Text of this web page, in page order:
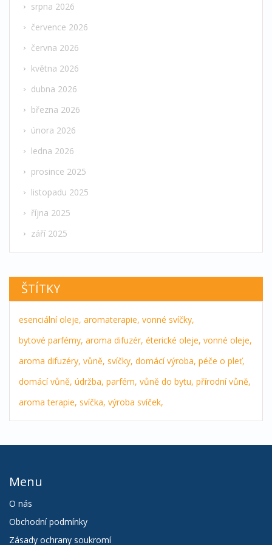
srpna 2026
července 2026
června 2026
května 2026
dubna 2026
března 2026
února 2026
ledna 2026
prosince 2025
listopadu 2025
října 2025
září 2025
ŠTÍTKY
esenciální oleje, aromaterapie, vonné svíčky,
bytové parfémy, aroma difuzér, éterické oleje, vonné oleje,
aroma difuzéry, vůně, svíčky, domácí výroba, péče o pleť,
domácí vůně, údržba, parfém, vůně do bytu, přírodní vůně,
aroma terapie, svíčka, výroba svíček,
Menu
O nás
Obchodní podmínky
Zásady ochrany soukromí